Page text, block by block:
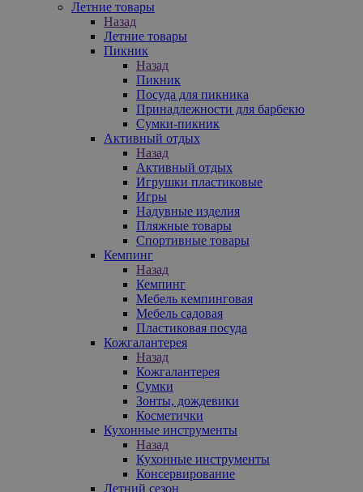
Летние товары
Назад
Летние товары
Пикник
Назад
Пикник
Посуда для пикника
Принадлежности для барбекю
Сумки-пикник
Активный отдых
Назад
Активный отдых
Игрушки пластиковые
Игры
Надувные изделия
Пляжные товары
Спортивные товары
Кемпинг
Назад
Кемпинг
Мебель кемпинговая
Мебель садовая
Пластиковая посуда
Кожгалантерея
Назад
Кожгалантерея
Сумки
Зонты, дождевики
Косметички
Кухонные инструменты
Назад
Кухонные инструменты
Консервирование
Летний сезон